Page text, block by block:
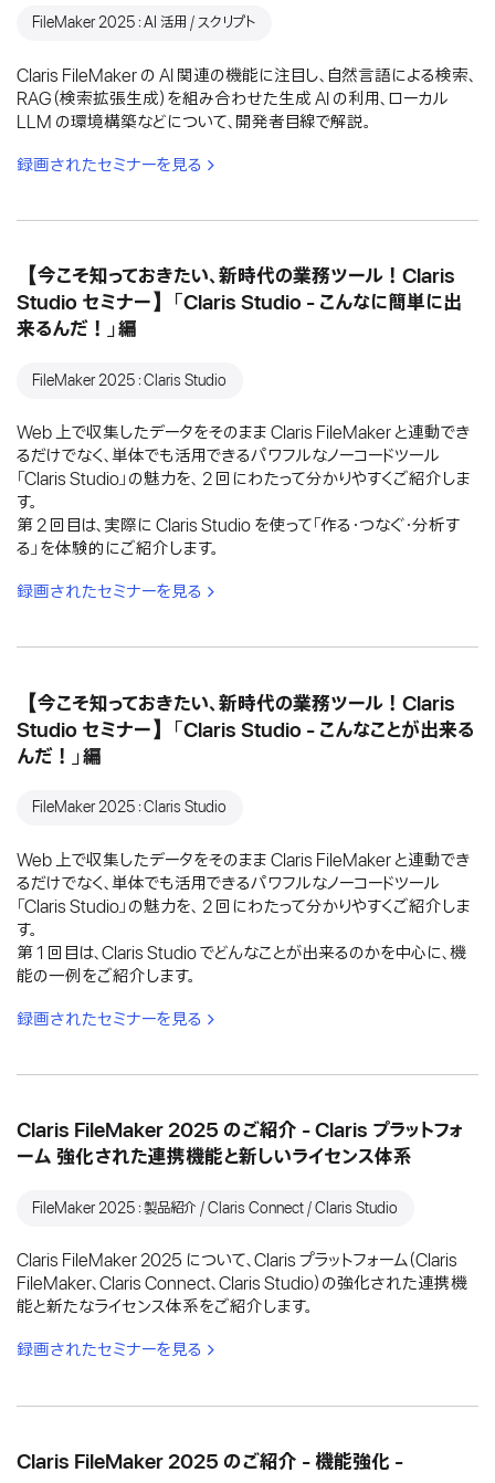
FileMaker 2025：AI 活用 / スクリプト
Claris FileMaker の AI 関連の機能に注目し、自然言語による検索、
RAG（検索拡張生成）を組み合わせた生成 AI の利用、ローカル
LLM の環境構築などについて、開発者目線で解説。
録画されたセミナーを見る
【今こそ知っておきたい、新時代の業務ツール！Claris
Studio セミナー】「Claris Studio - こんなに簡単に出
来るんだ！」編
FileMaker 2025：Claris Studio
Web 上で収集したデータをそのまま Claris FileMaker と連動でき
るだけでなく、単体でも活用できるパワフルなノーコードツール
「Claris Studio」の魅力を、 2 回にわたって分かりやすくご紹介しま
す。
第 2 回目は、実際に Claris Studio を使って「作る・つなぐ・分析す
る」を体験的にご紹介します。
録画されたセミナーを見る
【今こそ知っておきたい、新時代の業務ツール！Claris
Studio セミナー】「Claris Studio - こんなことが出来る
んだ！」編
FileMaker 2025：Claris Studio
Web 上で収集したデータをそのまま Claris FileMaker と連動でき
るだけでなく、単体でも活用できるパワフルなノーコードツール
「Claris Studio」の魅力を、 2 回にわたって分かりやすくご紹介しま
す。
第 1 回目は、Claris Studio でどんなことが出来るのかを中心に、機
能の一例をご紹介します。
録画されたセミナーを見る
Claris FileMaker 2025 のご紹介 - Claris プラットフォ
ーム 強化された連携機能と新しいライセンス体系
FileMaker 2025：製品紹介 / Claris Connect / Claris Studio
Claris FileMaker 2025 について、Claris プラットフォーム（Claris
FileMaker、Claris Connect、Claris Studio）の強化された連携機
能と新たなライセンス体系をご紹介します。
録画されたセミナーを見る
Claris FileMaker 2025 のご紹介 - 機能強化 -